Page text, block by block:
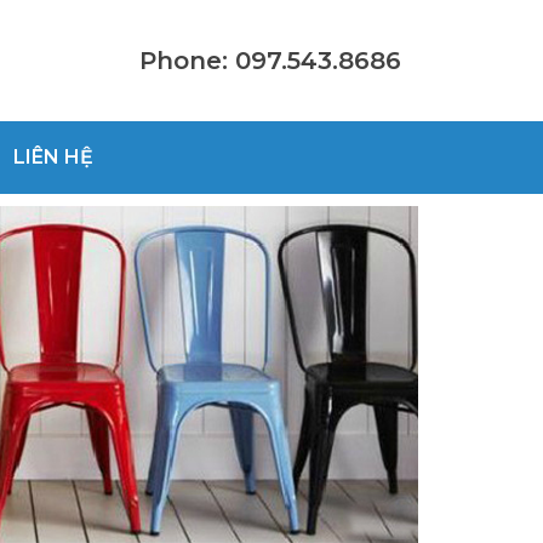
Phone: 097.543.8686
LIÊN HỆ